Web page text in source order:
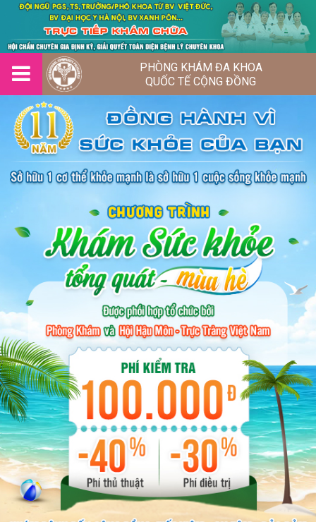
PHÒNG KHÁM ĐA KHOA
QUỐC TẾ CỘNG ĐỒNG